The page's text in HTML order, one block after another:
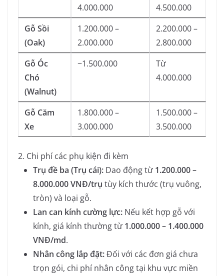
4.000.000
4.500.000
Gỗ Sồi
(Oak)
1.200.000 –
2.000.000
2.200.000 –
2.800.000
Gỗ Óc
Chó
(Walnut)
~1.500.000
Từ
4.000.000
Gỗ Căm
Xe
1.800.000 –
3.000.000
1.500.000 –
3.500.000
2. Chi phí các phụ kiện đi kèm
Trụ đề ba (Trụ cái): Dao động từ 1.200.000 –
8.000.000 VNĐ/trụ tùy kích thước (trụ vuông,
tròn) và loại gỗ.
Lan can kính cường lực: Nếu kết hợp gỗ với
kính, giá kính thường từ 1.000.000 – 1.400.000
VNĐ/md.
Nhân công lắp đặt:Đối với các đơn giá chưa
trọn gói, chi phí nhân công tại khu vực miền